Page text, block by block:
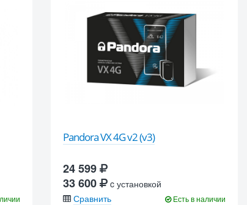
Pandora VX 4G v2 (v3)
24 599
33 600
c установкой
Сравнить
Есть в наличии